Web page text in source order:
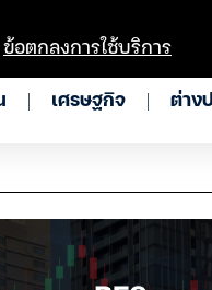
เศรษฐกิจ ต่าง
ข้อตกลงการใช้บริการ